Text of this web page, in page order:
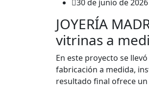
30 de junio de 2026
JOYERÍA
vitrinas a
En este proyecto se
fabricación a medida,
resultado final ofrece